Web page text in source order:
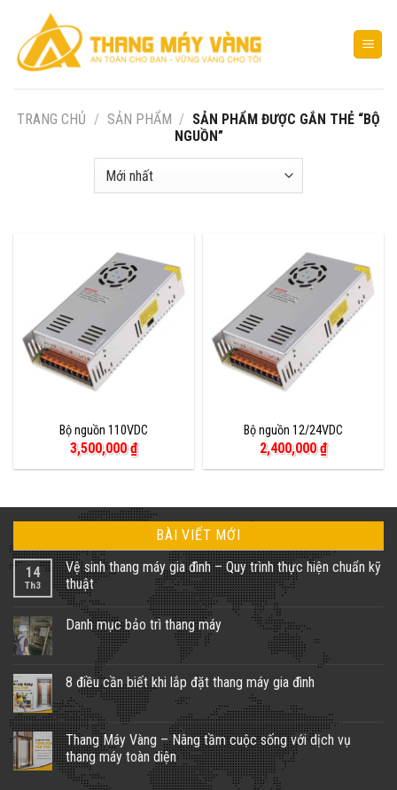
dung
TRANG CHỦ / SẢN PHẨM / SẢN PHẨM ĐƯỢC GẮN THẺ “BỘ
NGUỒN”
Bộ nguồn 110VDC
3,500,000₫
Bộ nguồn 12/24VDC
2,400,000₫
BÀI VIẾT MỚI
14
Th3
Vệ sinh thang máy gia đình – Quy trình thực hiện chuẩn kỹ
thuật
Danh mục bảo trì thang máy
8 điều cần biết khi lắp đặt thang máy gia đình
Thang Máy Vàng – Nâng tầm cuộc sống với dịch vụ
thang máy toàn diện